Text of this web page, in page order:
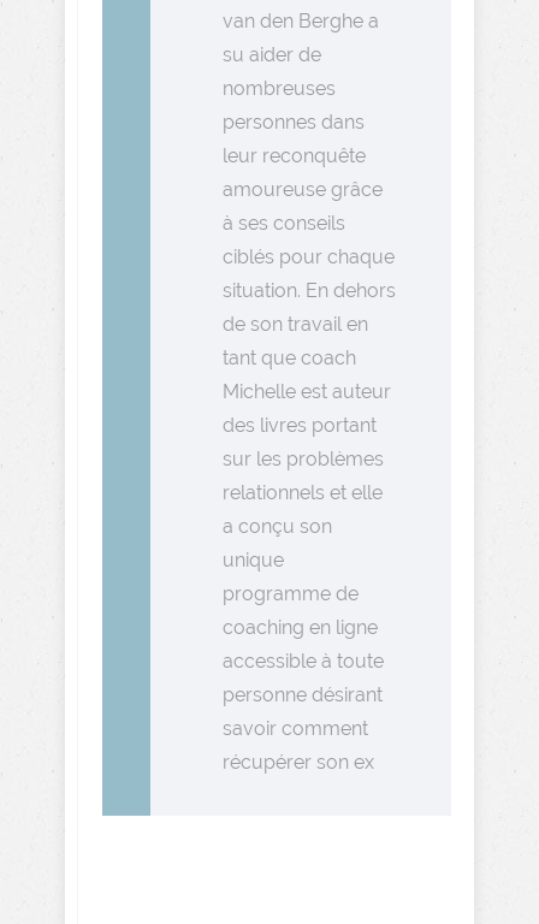
van den Berghe a
su aider de
nombreuses
personnes dans
leur reconquête
amoureuse grâce
à ses conseils
ciblés pour chaque
situation. En dehors
de son travail en
tant que coach
Michelle est auteur
des livres portant
sur les problèmes
relationnels et elle
a conçu son
unique
programme de
coaching en ligne
accessible à toute
personne désirant
savoir comment
récupérer son ex